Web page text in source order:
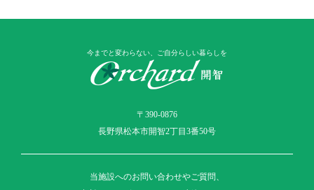
今までと変わらない、ご自分らしい暮らしを
〒390-0876
長野県松本市開智2丁目3番50号
当施設へのお問い合わせやご質問、